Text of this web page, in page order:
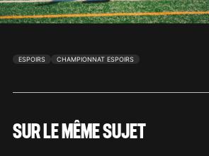
ESPOIRS CHAMPIONNAT ESPOIRS
SUR LE MÊME SUJET